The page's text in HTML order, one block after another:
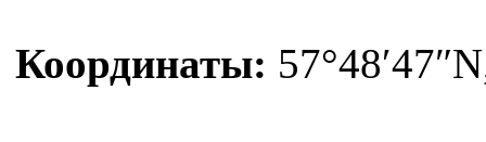
Координаты: